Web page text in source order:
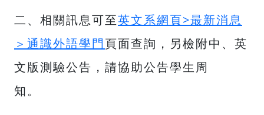
二、相關訊息可至英文系網頁>最新消息
＞通識外語學門頁面查詢，另檢附中、英
文版測驗公告，請協助公告學生周
知。